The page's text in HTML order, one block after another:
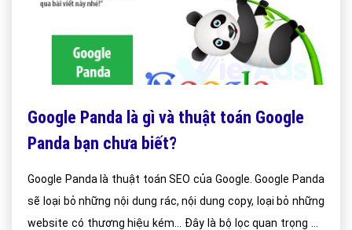
Google Panda là gì và thuật toán Google
Panda bạn chưa biết?
Google Panda là thuật toán SEO của Google. Google Panda
sẽ loại bỏ những nội dung rác, nội dung copy, loại bỏ những
website có thương hiệu kém… Đây là bộ lọc quan trọng để